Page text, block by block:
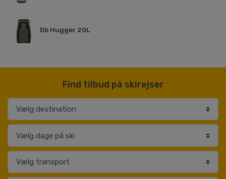
Db Hugger 20L
Find tilbud på skirejser